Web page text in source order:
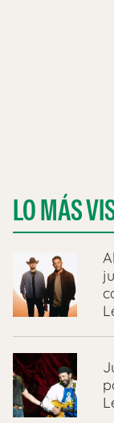
LO MÁS